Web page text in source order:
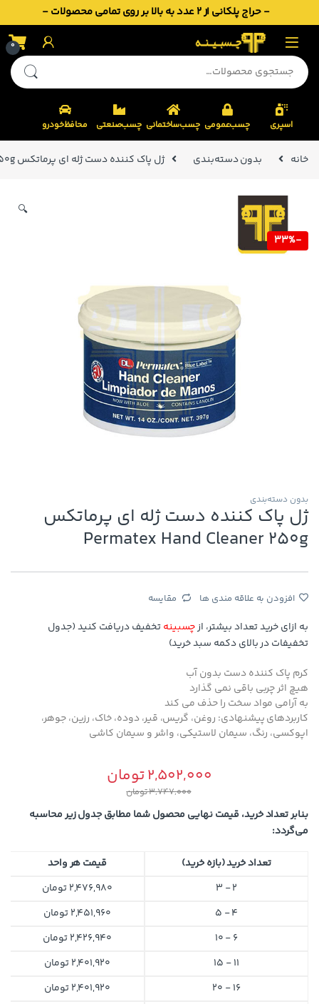
- حراج پلکانی از 2 عدد به بالا بر روی تمامی محصولات -
Skip to navigation
Skip to content
0
جستجو برای:
اسپری چسب‌عمومی چسب‌ساختمانی چسب‌صنعتی محافظ‌خودرو
خانه بدون دسته‌بندی ژل پاک کننده دست ژله ای پرماتکس Permatex Hand Cleaner 250g
-
33%
🔍
بدون دسته‌بندی
ژل پاک کننده دست ژله ای پرماتکس
Permatex Hand Cleaner 250g
افزودن به علاقه مندی ها مقایسه
به ازای خرید تعداد بیشتر، ازچسبینهتخفیف دریافت کنید (جدول
تخفیفات در بالای دکمه سبد خرید)
کرم پاک کننده دست بدون آب
هیچ اثر چربی باقی نمی گذارد
به آرامی مواد سخت را حذف می کند
کاربردهای پیشنهادی: روغن، گریس، قیر، دوده، خاک، رزین، جوهر،
اپوکسی، رنگ، سیمان لاستیکی، واشر و سیمان کاشی
2,502,000تومان
3,747,000تومان
بنابر تعداد خرید، قیمت نهایی محصول شما مطابق جدول زیر محاسبه
می‌گردد:
تعداد خرید (بازه خرید)
قیمت هر واحد
2 - 3
2,476,980تومان
4 - 5
2,451,960تومان
6 - 10
2,426,940تومان
11 - 15
2,401,920تومان
16 - 20
2,401,920تومان